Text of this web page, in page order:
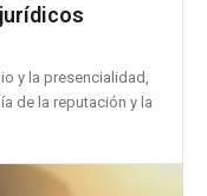
y la presencialidad,
de la reputación y la